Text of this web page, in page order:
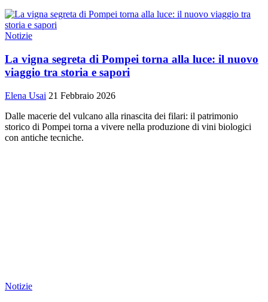
Notizie
La vigna segreta di Pompei torna alla luce: il nuovo
viaggio tra storia e sapori
Elena Usai 21 Febbraio 2026
Dalle macerie del vulcano alla rinascita dei filari: il patrimonio
storico di Pompei torna a vivere nella produzione di vini biologici
con antiche tecniche.
Notizie